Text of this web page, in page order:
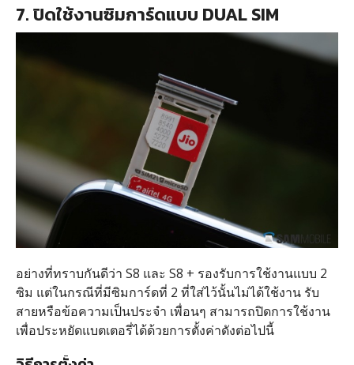
7. ปิดใช้งานซิมการ์ดแบบ DUAL SIM
อย่างที่ทราบกันดีว่า S8 และ S8 + รองรับการใช้งานแบบ 2
ซิม แต่ในกรณีที่มีซิมการ์ดที่ 2 ที่ใส่ไว้นั้นไม่ได้ใช้งาน รับ
สายหรือข้อความเป็นประจำ เพื่อนๆ สามารถปิดการใช้งาน
เพื่อประหยัดแบตเตอรี่ได้ด้วยการตั้งค่าดังต่อไปนี้